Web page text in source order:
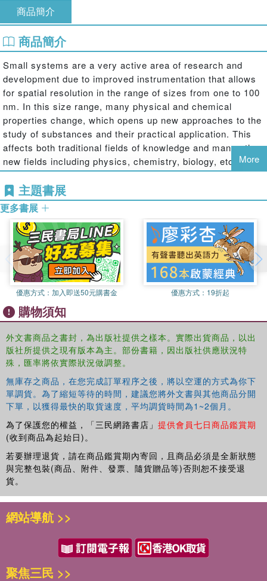
商品簡介
商品簡介
Small systems are a very active area of research and
development due to improved instrumentation that allows
for spatial resolution in the range of sizes from one to 100
nm. In this size range, many physical and chemical
properties change, which opens up new approaches to the
study of substances and their practical application. This
affects both traditional fields of knowledge and many other
new fields including physics, chemistry, biology, etc. This
book highlights new developments in statistical
thermodynamics that answer the most important questions
about the specifics of small systems - when one cannot
apply equations or traditional thermodynamic models.
More
主題書展
更多書展
優惠方式： 加入即送50元購書金 優惠方式： 19折起
購物須知
外文書商品之書封，為出版社提供之樣本。實際出貨商品，以出
版社所提供之現有版本為主。部份書籍，因出版社供應狀況特
殊，匯率將依實際狀況做調整。
無庫存之商品，在您完成訂單程序之後，將以空運的方式為你下
單調貨。為了縮短等待的時間，建議您將外文書與其他商品分開
下單，以獲得最快的取貨速度，平均調貨時間為1~2個月。
為了保護您的權益，「三民網路書店」 提供會員七日商品鑑賞期
(收到商品為起始日)。
若要辦理退貨，請在商品鑑賞期內寄回，且商品必須是全新狀態
與完整包裝(商品、附件、發票、隨貨贈品等)否則恕不接受退
貨。
網站導航 >>
聚焦三民 >>